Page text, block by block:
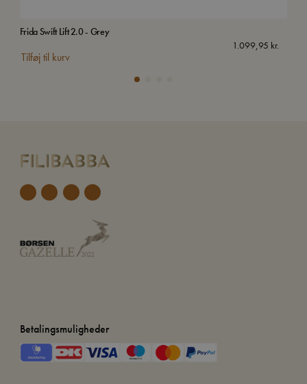
Frida Swift Lift 2.0 - Grey
1.099,95 kr.
Tilføj til kurv
Betalingsmuligheder